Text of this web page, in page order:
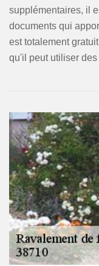
supplémentaires, il
documents qui
est totalement
qu'il peut utiliser